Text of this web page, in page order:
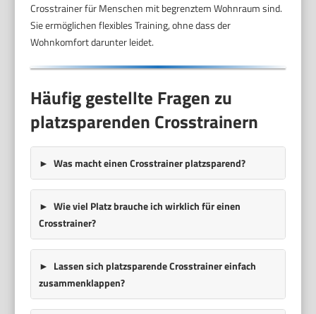
Crosstrainer für Menschen mit begrenztem Wohnraum sind.
Sie ermöglichen flexibles Training, ohne dass der
Wohnkomfort darunter leidet.
Häufig gestellte Fragen zu
platzsparenden Crosstrainern
Was macht einen Crosstrainer platzsparend?
Wie viel Platz brauche ich wirklich für einen
Crosstrainer?
Lassen sich platzsparende Crosstrainer einfach
zusammenklappen?